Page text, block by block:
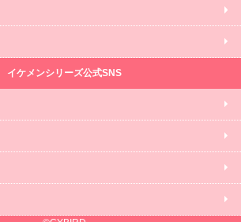
イケメンシリーズ公式SNS